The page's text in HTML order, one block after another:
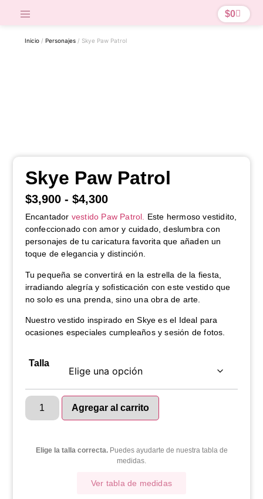
$0
Inicio / Personajes / Skye Paw Patrol
Skye Paw Patrol
$3,900 - $4,300
Encantador vestido Paw Patrol. Este hermoso vestidito,
confeccionado con amor y cuidado, deslumbra con
personajes de tu caricatura favorita que añaden un
toque de elegancia y distinción.
Tu pequeña se convertirá en la estrella de la fiesta,
irradiando alegría y sofisticación con este vestido que
no solo es una prenda, sino una obra de arte.
Nuestro vestido inspirado en Skye es el Ideal para
ocasiones especiales cumpleaños y sesión de fotos.
Talla
Agregar al carrito
Elige la talla correcta.Puedes ayudarte de nuestra tabla de
medidas.
Ver tabla de medidas